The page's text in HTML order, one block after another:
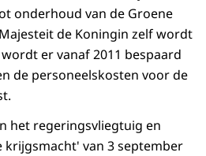
onderhoud van de Groene
de Koningin zelf wordt
er vanaf 2011 bespaard
de personeelskosten voor de
het regeringsvliegtuig en
krijgsmacht' van 3 september